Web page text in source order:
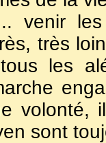
venir
très
les
volonté,
sont